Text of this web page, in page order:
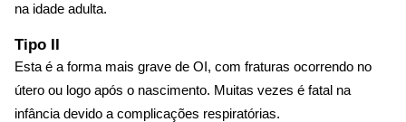
na idade adulta.
Tipo II
Esta é a forma mais grave de OI, com fraturas ocorrendo no
útero ou logo após o nascimento. Muitas vezes é fatal na
infância devido a complicações respiratórias.